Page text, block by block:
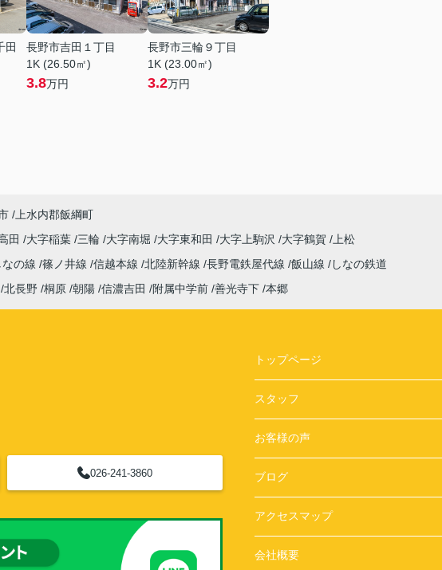
田
長野市吉田１丁目
1K (26.50㎡)
3.8万円
長野市三輪９丁目
1K (23.00㎡)
3.2万円
上水内郡飯綱町
田 大字稲葉 三輪 大字南堀 大字東和田 大字上駒沢 大字鶴賀
上松
の線 篠ノ井線 信越本線 北陸新幹線 長野電鉄屋代線 飯山線
しなの鉄道
北長野 桐原 朝陽 信濃吉田 附属中学前 善光寺下 本郷
026-241-3860
トップページ
スタッフ
お客様の声
ブログ
アクセスマップ
会社概要